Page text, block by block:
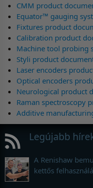
CMM product
Equator™ gauging
Fixtures product
Calibration product
Machine tool probing
Styli product
Laser encoders
Optical encoders
Neurological product
Raman spectroscopy
Additive
Legújabb
A Renishaw
kettős